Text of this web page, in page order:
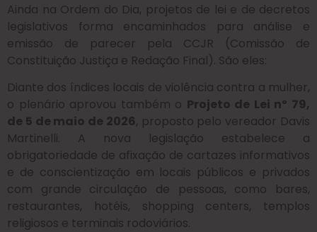
Ainda na Ordem do Dia, projetos de lei e de decretos
legislativos forma encaminhados para análise e
emissão de parecer pela CCJR (Comissão de
Constituição Justiça e Redação Final). São eles:
Diante dos índices locais de violência contra a mulher,
o plenário aprovou também o Projeto de Lei nº 79,
de 5 de maio de 2026, proposto pelo vereador Davis
Martinelli. A nova legislação estabelece a
obrigatoriedade de afixação de cartazes informativos
e de conscientização em locais públicos e privados
com grande circulação de pessoas, como bares,
restaurantes, hotéis, shopping centers, templos
religiosos e terminais rodoviários.